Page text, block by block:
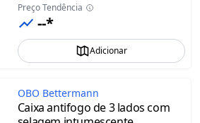
Preço Tendência
--*
Adicionar
OBO Bettermann
Caixa antifogo de 3 lados com